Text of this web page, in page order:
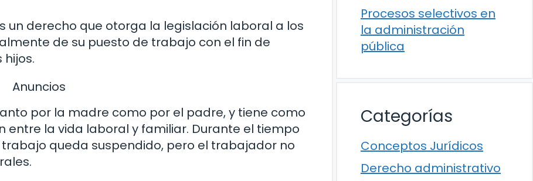
un derecho que otorga la legislación laboral a los
de su puesto de trabajo con el fin de
Anuncios
por la madre como por el padre, y tiene como
entre la vida laboral y familiar. Durante el tiempo
queda suspendido, pero el trabajador no
Procesos selectivos en
la administración
pública
Categorías
Conceptos Jurídicos
Derecho administrativo